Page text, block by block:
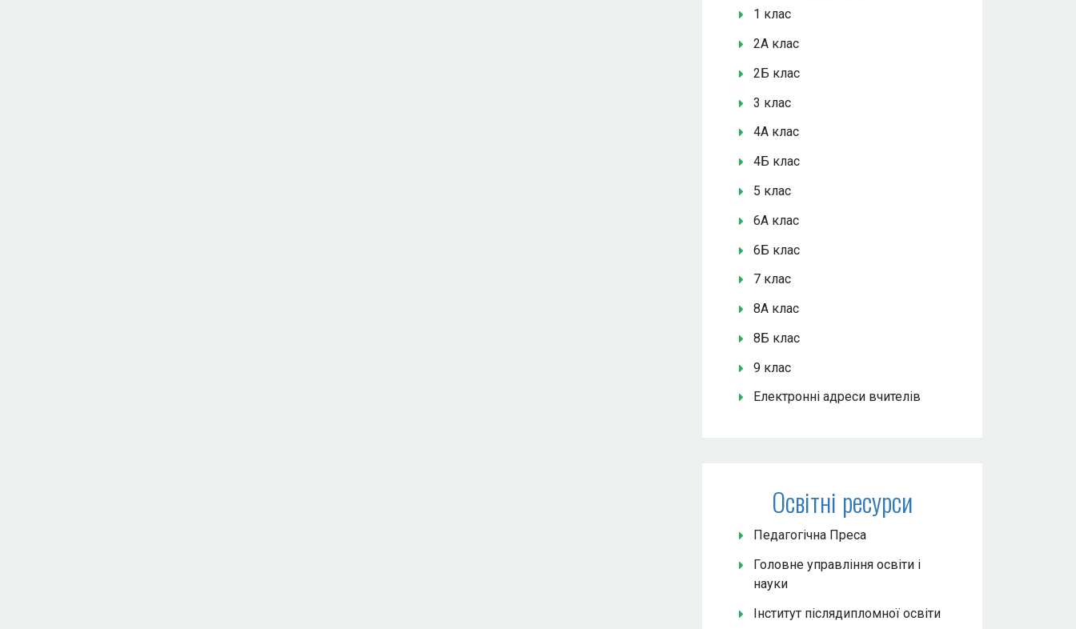
1 клас
2А клас
2Б клас
3 клас
4А клас
4Б клас
5 клас
6А клас
6Б клас
7 клас
8А клас
8Б клас
9 клас
Електронні адреси вчителів
Освітні ресурси
Педагогічна Преса
Головне управління освіти і
науки
Інститут післядипломної освіти